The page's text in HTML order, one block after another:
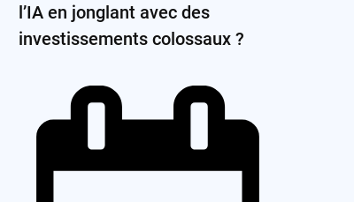
l’IA en jonglant avec des
investissements colossaux ?